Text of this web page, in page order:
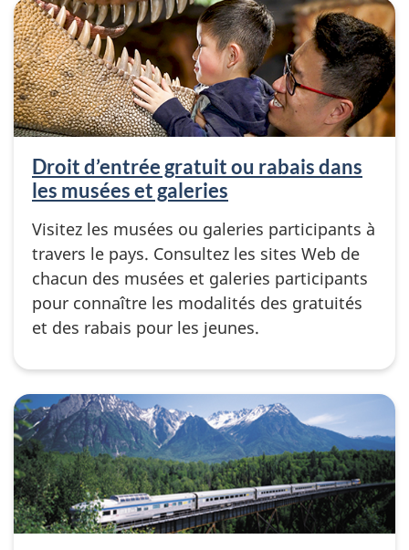
Droit d’entrée gratuit ou rabais dans
les musées et galeries
Visitez les musées ou galeries participants à
travers le pays. Consultez les sites Web de
chacun des musées et galeries participants
pour connaître les modalités des gratuités
et des rabais pour les jeunes.